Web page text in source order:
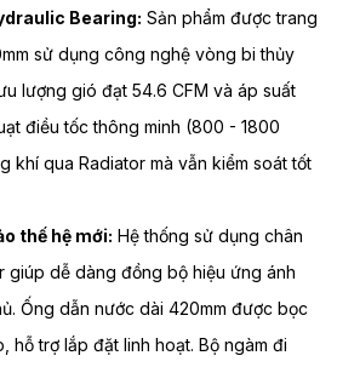
Bearing: Sản phẩm được trang
sử dụng công nghệ vòng bi thủy
lượng gió đạt 54.6 CFM và áp suất
điều tốc thông minh (800 - 1800
khí qua Radiator mà vẫn kiểm soát tốt
thế hệ mới: Hệ thống sử dụng chân
giúp dễ dàng đồng bộ hiệu ứng ánh
Ống dẫn nước dài 420mm được bọc
hỗ trợ lắp đặt linh hoạt. Bộ ngàm đi